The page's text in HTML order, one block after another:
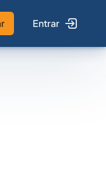
Entrar